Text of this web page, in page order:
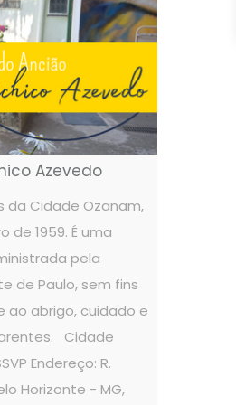
Azevedo
da Cidade Ozanam,
de 1959. É uma
pela
de Paulo, sem fins
ao abrigo, cuidado e
Cidade
Endereço: R.
Horizonte - MG,